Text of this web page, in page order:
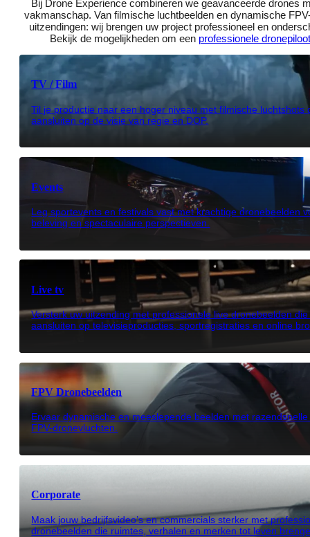
Bij Drone Experience combineren we geavanceerde drones
vakmanschap. Van filmische luchtbeelden en dynamische
uitzendingen: wij brengen uw project professioneel en
Bekijk de mogelijkheden om een professionele
TV / Film
Til je productie naar een hoger niveau met filmische luchtshots
aansluiten op de visie van regie en DOP.
Events
Leg sportevents en festivals vast met krachtige dronebeelden
beleving en spectaculaire perspectieven.
Live tv
Versterk uw uitzending met professionele live dronebeelden
aansluiten op televisieproducties, sportregistraties en online
FPV Dronebeelden
Ervaar dynamische en meeslepende beelden met
FPV-dronevluchten.
Corporate
Maak jouw bedrijfsvideo’s en commercials sterker met
dronebeelden die ruimtes, verhalen en merken tot leven